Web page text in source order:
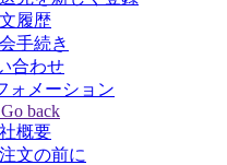
履歴
手続き
合わせ
ォメーション
Go back
概要
文の前に